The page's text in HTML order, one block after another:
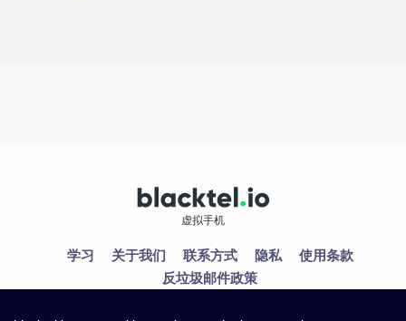
虚拟手机
学习 关于我们 联系方式 隐私
使用条款
反垃圾邮件政策